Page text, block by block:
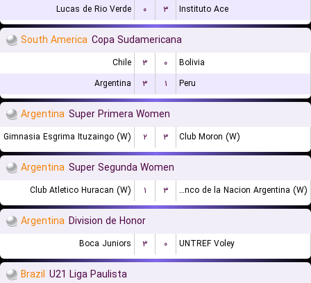
Lucas de Rio Verde
۰ ۳ Instituto Ace
South America Copa Sudamericana
Chile ۳ ۰
Bolivia
Argentina
۳ ۱ Peru
Argentina Super Primera Women
Gimnasia Esgrima Ituzaingo (W) ۲ ۳ Club Moron (W)
Argentina Super Segunda Women
Club Atletico Huracan (W) ۱ ۳ Banco de la Nacion Argentina (W)
Argentina Division de Honor
Boca Juniors ۳ ۰ UNTREF Voley
Brazil U21 Liga Paulista